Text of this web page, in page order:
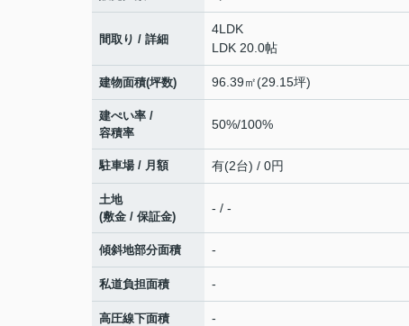
間取り / 詳細
4LDK
LDK 20.0帖
建物面積(坪数) 96.39㎡(29.15坪)
建ぺい率 /
容積率
50%/100%
駐車場 / 月額 有(2台) / 0円
土地
(敷金 / 保証金)
- / -
傾斜地部分面積 -
私道負担面積 -
高圧線下面積 -